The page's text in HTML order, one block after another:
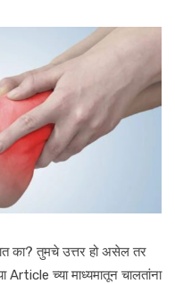
का? तुमचे उत्तर हो असेल तर
च्या माध्यमातून चालतांना